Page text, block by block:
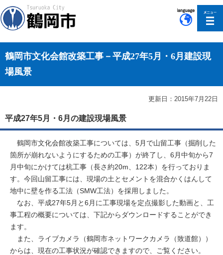
鶴岡市文化会館改築工事－平成27年5月・6月建設現
場風景
更新日：2015年7月22日
平成27年5月・6月の建設現場風景
鶴岡市文化会館改築工事については、5月で山留工事（掘削した
箇所が崩れないようにするための工事）が終了し、6月中旬から7
月中旬にかけては杭工事（長さ約20m、122本）を行っておりま
す。今回山留工事には、現場の土とセメントを混合かくはんして
地中に壁を作る工法（SMW工法）を採用しました。
なお、平成27年5月と6月に工事現場を定点撮影した動画と、工
事工程の概要については、下記からダウンロードすることができ
ます。
また、ライブカメラ（鶴岡市ネットワークカメラ（致道館））
からは、現在の工事状況が確認できますので、ご覧ください。